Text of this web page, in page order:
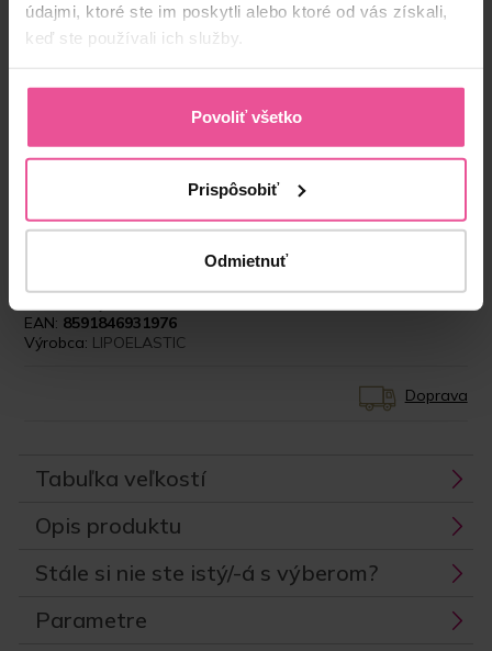
údajmi, ktoré ste im poskytli alebo ktoré od vás získali,
keď ste používali ich služby.
Povoliť všetko
Prispôsobiť
Odmietnuť
“Kompresné prádlo patrí k neoddeliteľnej súčasti
pooperačnej starostlivosti. Jeho správne nosenie
regenerácie tkanív po výkone. V mojej praxi
využívam kompresné prádlo od spoločnosti
špičke kompresnej starostlivosti, čo dokazuje
prvotriednou kvalitou svojich výrobkov. Kvalita
výrobkov a široká škála kompresívnych návlekov
a podprseniek pokryje všetky zákroky plastickej
EAN: 8591846931976
Výrobca: LIPOELASTIC
Doprava
Tabuľka veľkostí
Opis produktu
Stále si nie ste istý/-á s výberom?
Parametre